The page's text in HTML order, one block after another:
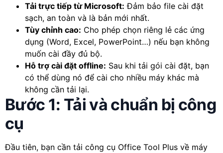
Tải trực tiếp từ Microsoft: Đảm bảo file cài đặt
sạch, an toàn và là bản mới nhất.
Tùy chỉnh cao: Cho phép chọn riêng lẻ các ứng
dụng (Word, Excel, PowerPoint…) nếu bạn không
muốn cài đầy đủ bộ.
Hỗ trợ cài đặt offline: Sau khi tải gói cài đặt, bạn
có thể dùng nó để cài cho nhiều máy khác mà
không cần tải lại.
Bước 1: Tải và chuẩn bị công
cụ
Đầu tiên, bạn cần tải công cụ Office Tool Plus về máy